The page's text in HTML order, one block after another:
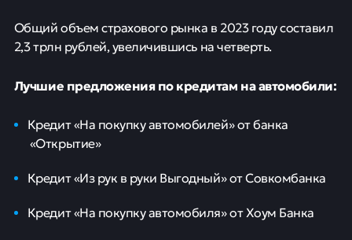
Общий объем страхового рынка в 2023 году составил
2,3 трлн рублей, увеличившись на четверть.
Лучшие предложения по кредитам на автомобили:
Кредит «На покупку автомобилей» от банка
«Открытие»
Кредит «Из рук в руки Выгодный» от Совкомбанка
Кредит «На покупку автомобиля» от Хоум Банка